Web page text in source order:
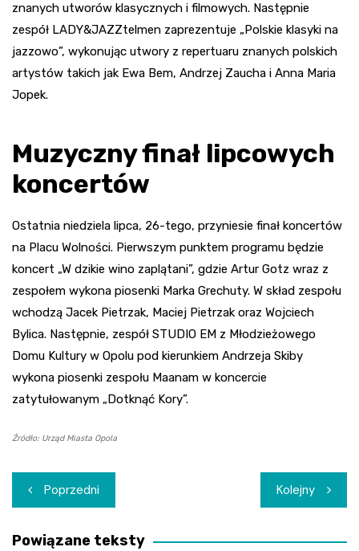
znanych utworów klasycznych i filmowych. Następnie
zespół LADY&JAZZtelmen zaprezentuje „Polskie klasyki na
jazzowo”, wykonując utwory z repertuaru znanych polskich
artystów takich jak Ewa Bem, Andrzej Zaucha i Anna Maria
Jopek.
Muzyczny finał lipcowych
koncertów
Ostatnia niedziela lipca, 26-tego, przyniesie finał koncertów
na Placu Wolności. Pierwszym punktem programu będzie
koncert „W dzikie wino zaplątani”, gdzie Artur Gotz wraz z
zespołem wykona piosenki Marka Grechuty. W skład zespołu
wchodzą Jacek Pietrzak, Maciej Pietrzak oraz Wojciech
Bylica. Następnie, zespół STUDIO EM z Młodzieżowego
Domu Kultury w Opolu pod kierunkiem Andrzeja Skiby
wykona piosenki zespołu Maanam w koncercie
zatytułowanym „Dotknąć Kory”.
Źródło: Urząd Miasta Opola
Nawigacja
wpisu
Poprzedni Kolejny
Powiązane teksty